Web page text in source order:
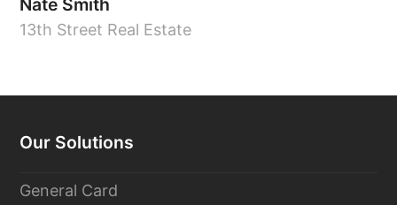
Nate Smith
13th Street Real Estate
Our Solutions
General Card